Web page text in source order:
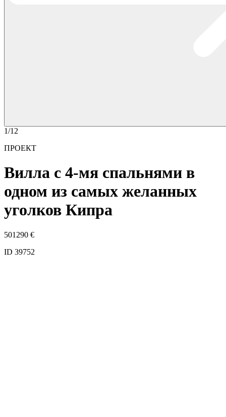
1/12
ПРОЕКТ
Вилла с 4-мя спальнями в
одном из самых желанных
уголков Кипра
501290 €
ID 39752